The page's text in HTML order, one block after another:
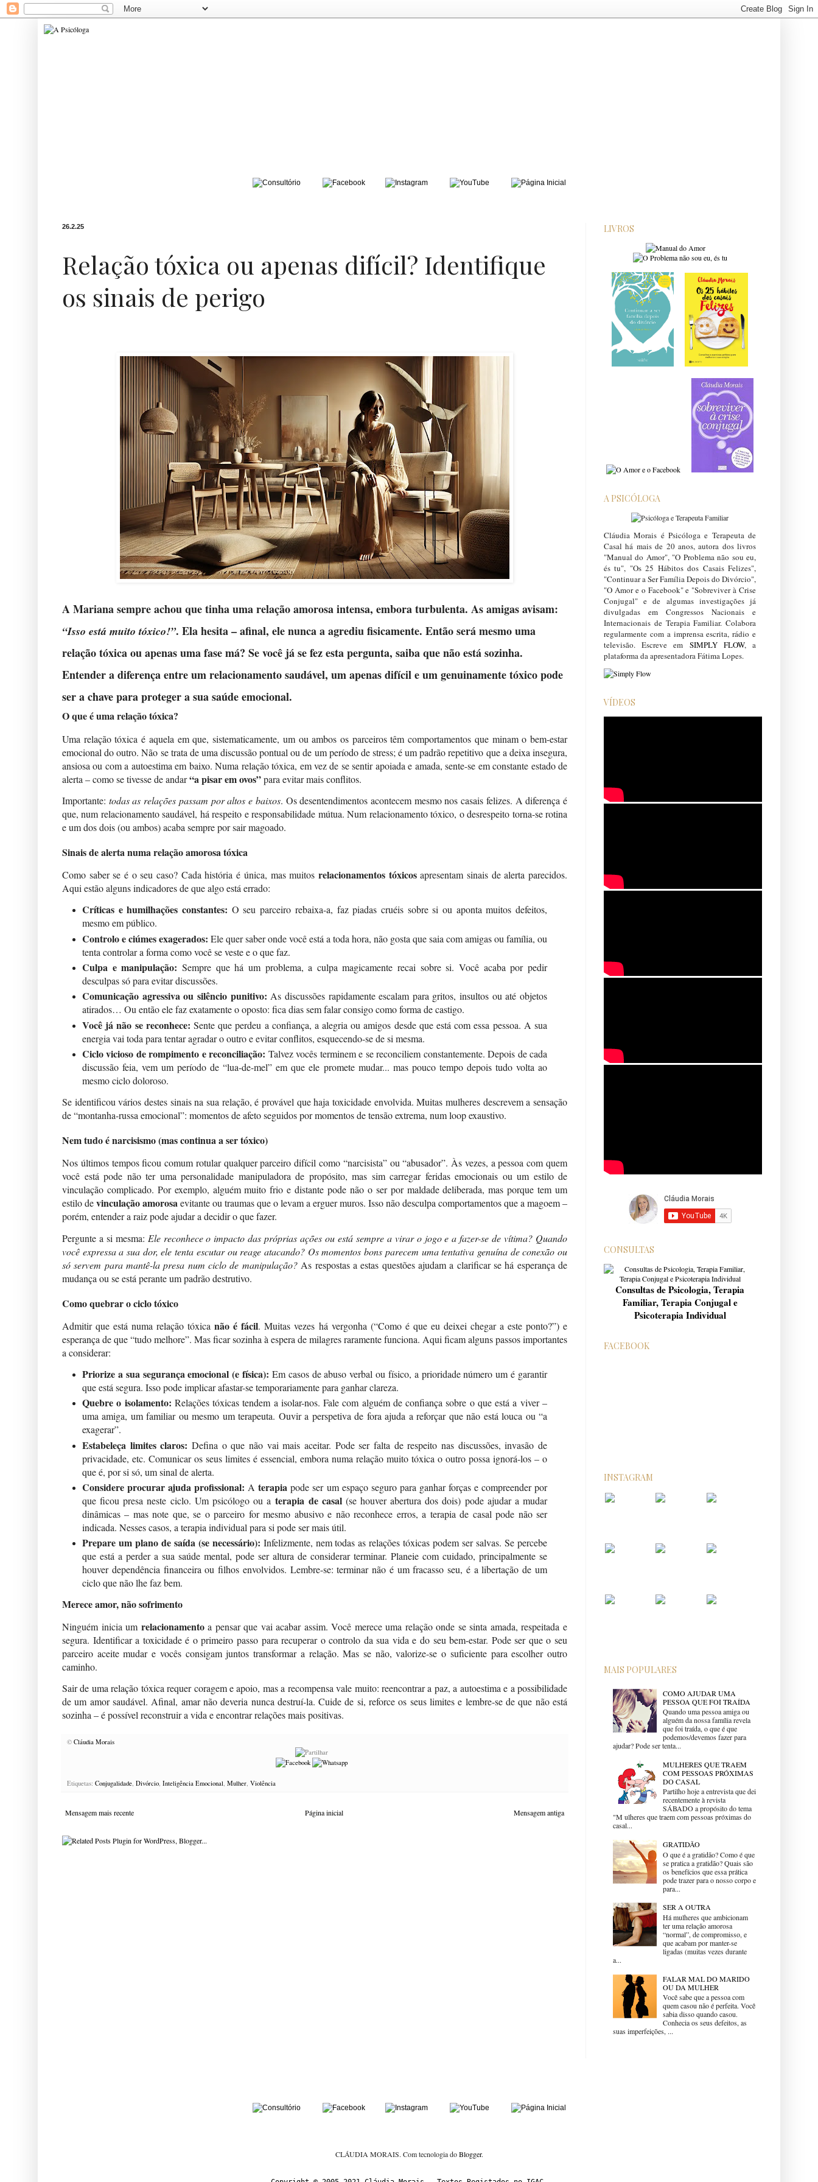
26.2.25
Relação tóxica ou apenas difícil? Identifique
os sinais de perigo
A Mariana sempre achou que tinha umarelação amorosaintensa, embora turbulenta. As amigas avisam:
“Isso está muito tóxico!”. Ela hesita – afinal, ele nunca a agrediu fisicamente. Então será mesmo uma
relação tóxica ou apenas uma fase má? Se você já se fez esta pergunta, saiba que não está sozinha.
Entender a diferença entre um relacionamento saudável, um apenas difícil e um genuinamente tóxico pode
ser a chave para proteger a sua saúde emocional.
O que é uma relação tóxica?
Uma relação tóxica é aquela em que, sistematicamente, um ou ambos os parceiros têm comportamentos que minam o bem-estar
emocional do outro. Não se trata de uma discussão pontual ou de um período de stress; é um padrão repetitivo que a deixa insegura,
ansiosa ou com a autoestima em baixo. Numa relação tóxica, em vez de se sentir apoiada e amada, sente-se em constante estado de
alerta – como se tivesse de andar“a pisar em ovos”para evitar mais conflitos.
Importante: todas as relações passam por altos e baixos. Os desentendimentos acontecem mesmo nos casais felizes. A diferença é
que, num relacionamento saudável, há respeito e responsabilidade mútua. Num relacionamento tóxico, o desrespeito torna-se rotina
e um dos dois (ou ambos) acaba sempre por sair magoado.
Sinais de alerta numa relação amorosa tóxica
Como saber se é o seu caso? Cada história é única, mas muitos relacionamentos tóxicosapresentam sinais de alerta parecidos.
Aqui estão alguns indicadores de que algo está errado:
Críticas e humilhações constantes: O seu parceiro rebaixa-a, faz piadas cruéis sobre si ou aponta muitos defeitos,
mesmo em público.
Controlo e ciúmes exagerados: Ele quer saber onde você está a toda hora, não gosta que saia com amigas ou família, ou
tenta controlar a forma como você se veste e o que faz.
Culpa e manipulação: Sempre que há um problema, a culpa magicamente recai sobre si. Você acaba por pedir
desculpas só para evitar discussões.
Comunicação agressiva ou silêncio punitivo: As discussões rapidamente escalam para gritos, insultos ou até objetos
atirados… Ou então ele faz exatamente o oposto: fica dias sem falar consigo como forma de castigo.
Você já não se reconhece: Sente que perdeu a confiança, a alegria ou amigos desde que está com essa pessoa. A sua
energia vai toda para tentar agradar o outro e evitar conflitos, esquecendo-se de si mesma.
Ciclo vicioso de rompimento e reconciliação: Talvez vocês terminem e se reconciliem constantemente. Depois de cada
discussão feia, vem um período de “lua-de-mel” em que ele promete mudar... mas pouco tempo depois tudo volta ao
mesmo ciclo doloroso.
Se identificou vários destes sinais na sua relação, é provável que haja toxicidade envolvida. Muitas mulheres descrevem a sensação
de “montanha-russa emocional”: momentos de afeto seguidos por momentos de tensão extrema, num loop exaustivo.
Nem tudo é narcisismo (mas continua a ser tóxico)
Nos últimos tempos ficou comum rotular qualquer parceiro difícil como “narcisista” ou “abusador”. Às vezes, a pessoa com quem
você está pode não ter uma personalidade manipuladora de propósito, mas sim carregar feridas emocionais ou um estilo de
vinculação complicado. Por exemplo, alguém muito frio e distante pode não o ser por maldade deliberada, mas porque tem um
estilo devinculação amorosaevitante ou traumas que o levam a erguer muros. Isso não desculpa comportamentos que a magoem –
porém, entender a raiz pode ajudar a decidir o que fazer.
Pergunte a si mesma: Ele reconhece o impacto das próprias ações ou está sempre a virar o jogo e a fazer-se de vítima? Quando
você expressa a sua dor, ele tenta escutar ou reage atacando? Os momentos bons parecem uma tentativa genuína de conexão ou
só servem para mantê-la presa num ciclo de manipulação?As respostas a estas questões ajudam a clarificar se há esperança de
mudança ou se está perante um padrão destrutivo.
Como quebrar o ciclo tóxico
Admitir que está numa relação tóxicanão é fácil. Muitas vezes há vergonha (“Como é que eu deixei chegar a este ponto?”) e
esperança de que “tudo melhore”. Mas ficar sozinha à espera de milagres raramente funciona. Aqui ficam alguns passos importantes
a considerar:
Priorize a sua segurança emocional (e física): Em casos de abuso verbal ou físico, a prioridade número um é garantir
que está segura. Isso pode implicar afastar-se temporariamente para ganhar clareza.
Quebre o isolamento: Relações tóxicas tendem a isolar-nos. Fale com alguém de confiança sobre o que está a viver –
uma amiga, um familiar ou mesmo um terapeuta. Ouvir a perspetiva de fora ajuda a reforçar que não está louca ou “a
exagerar”.
Estabeleça limites claros: Defina o que não vai mais aceitar. Pode ser falta de respeito nas discussões, invasão de
privacidade, etc. Comunicar os seus limites é essencial, embora numa relação muito tóxica o outro possa ignorá-los – o
que é, por si só, um sinal de alerta.
Considere procurar ajuda profissional: Aterapia pode ser um espaço seguro para ganhar forças e compreender por
que ficou presa neste ciclo. Um psicólogo ou aterapia de casal(se houver abertura dos dois) pode ajudar a mudar
dinâmicas – mas note que, se o parceiro for mesmo abusivo e não reconhece erros, a terapia de casal pode não ser
indicada. Nesses casos, a terapia individual para si pode ser mais útil.
Prepare um plano de saída (se necessário): Infelizmente, nem todas as relações tóxicas podem ser salvas. Se percebe
que está a perder a sua saúde mental, pode ser altura de considerar terminar. Planeie com cuidado, principalmente se
houver dependência financeira ou filhos envolvidos. Lembre-se: terminar não é um fracasso seu, é a libertação de um
ciclo que não lhe faz bem.
Merece amor, não sofrimento
Ninguém inicia um relacionamentoa pensar que vai acabar assim. Você merece uma relação onde se sinta amada, respeitada e
segura. Identificar a toxicidade é o primeiro passo para recuperar o controlo da sua vida e do seu bem-estar. Pode ser que o seu
parceiro aceite mudar e vocês consigam juntos transformar a relação. Mas se não, valorize-se o suficiente para escolher outro
caminho.
Sair de uma relação tóxica requer coragem e apoio, mas a recompensa vale muito: reencontrar a paz, a autoestima e a possibilidade
de um amor saudável. Afinal, amar não deveria nunca destruí-la. Cuide de si, reforce os seus limites e lembre-se de que não está
sozinha – é possível reconstruir a vida e encontrar relações mais positivas.
© Cláudia Morais
Etiquetas: Conjugalidade, Divórcio, Inteligência Emocional, Mulher, Violência
Mensagem mais recente Mensagem antiga
Página inicial
LIVROS
A PSICÓLOGA
Cláudia Morais é Psicóloga e Terapeuta de
Casal há mais de 20 anos, autora dos livros
"Manual do Amor", "O Problema não sou eu,
és tu", "Os 25 Hábitos dos Casais Felizes",
"Continuar a Ser Família Depois do Divórcio",
"O Amor e o Facebook" e "Sobreviver à Crise
Conjugal" e de algumas investigações já
divulgadas em Congressos Nacionais e
Internacionais de Terapia Familiar. Colabora
regularmente com a imprensa escrita, rádio e
televisão. Escreve em SIMPLY FLOW, a
plataforma da apresentadora Fátima Lopes.
VÍDEOS
CONSULTAS
Consultas de Psicologia, Terapia
Familiar, Terapia Conjugal e
Psicoterapia Individual
FACEBOOK
INSTAGRAM
MAIS POPULARES
COMO AJUDAR UMA
PESSOA QUE FOI TRAÍDA
Quando uma pessoa amiga ou
alguém da nossa família revela
que foi traída, o que é que
podemos/devemos fazer para
ajudar? Pode ser tenta...
MULHERES QUE TRAEM
COM PESSOAS PRÓXIMAS
DO CASAL
Partilho hoje a entrevista que dei
recentemente à revista
SÁBADO a propósito do tema
"M ulheres que traem com pessoas próximas do
casal...
GRATIDÃO
O que é a gratidão? Como é que
se pratica a gratidão? Quais são
os benefícios que essa prática
pode trazer para o nosso corpo e
para...
SER A OUTRA
Há mulheres que ambicionam
ter uma relação amorosa
“normal”, de compromisso, e
que acabam por manter-se
ligadas (muitas vezes durante
a...
FALAR MAL DO MARIDO
OU DA MULHER
Você sabe que a pessoa com
quem casou não é perfeita. Você
sabia disso quando casou.
Conhecia os seus defeitos, as
suas imperfeições, ...
CLÁUDIA MORAIS. Com tecnologia doBlogger.